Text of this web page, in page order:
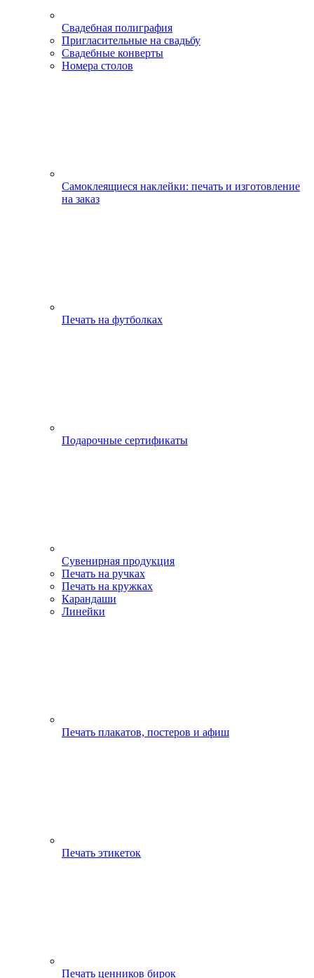
Свадебная полиграфия
Пригласительные на свадьбу
Свадебные конверты
Номера столов
Самоклеящиеся наклейки: печать и изготовление
на заказ
Печать на футболках
Подарочные сертификаты
Сувенирная продукция
Печать на ручках
Печать на кружках
Карандаши
Линейки
Печать плакатов, постеров и афиш
Печать этикеток
Печать ценников бирок